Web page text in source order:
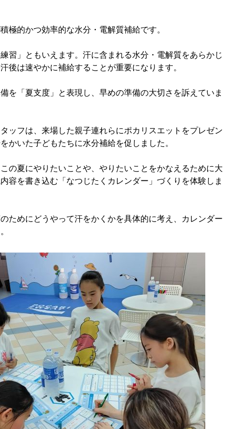
極的かつ効率的な水分・電解質補給です。
習」ともいえます。汗に含まれる水分・電解質をあらかじ
後は速やかに補給することが重要になります。
を「夏支度」と表現し、早めの準備の大切さを訴えていま
ッフは、来場した親子連れらにポカリスエットをプレゼン
かいた子どもたちに水分補給を促しました。
の夏にやりたいことや、やりたいことをかなえるために大
容を書き込む「なつじたくカレンダー」づくりを体験しま
ためにどうやって汗をかくかを具体的に考え、カレンダー